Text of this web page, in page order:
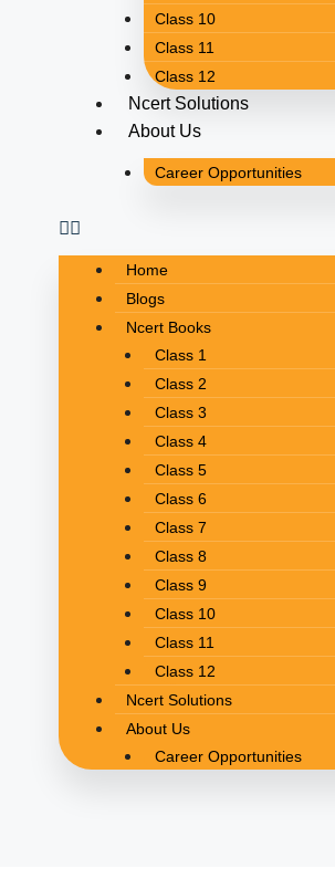
Class 10
Class 11
Class 12
Ncert Solutions
About Us
Career Opportunities
Home
Blogs
Ncert Books
Class 1
Class 2
Class 3
Class 4
Class 5
Class 6
Class 7
Class 8
Class 9
Class 10
Class 11
Class 12
Ncert Solutions
About Us
Career Opportunities